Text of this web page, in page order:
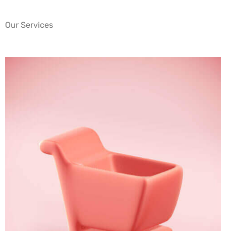
Our Services